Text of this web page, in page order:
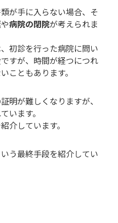
が手に入らない場合、そ
や病院の閉院が考えられま
初診を行った病院に問い
すが、時間が経つにつれ
こともあります。
明が難しくなりますが、
います。
介しています。
いう最終手段を紹介してい